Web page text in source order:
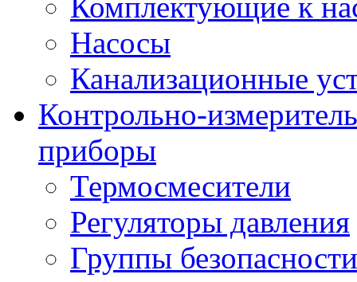
Насосы
Канализационные
Контрольно-
приборы
Термосмесители
Регуляторы давления
Группы безопасности